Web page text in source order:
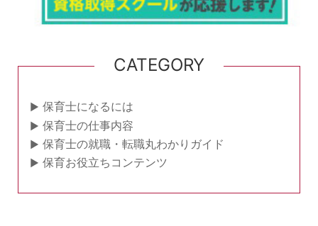
CATEGORY
保育士になるには
保育士の仕事内容
保育士の就職・転職丸わかりガイド
保育お役立ちコンテンツ